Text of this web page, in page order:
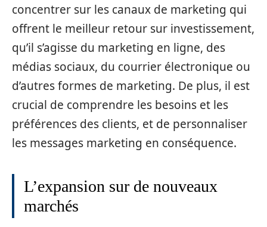
concentrer sur les canaux de marketing qui
offrent le meilleur retour sur investissement,
qu’il s’agisse du marketing en ligne, des
médias sociaux, du courrier électronique ou
d’autres formes de marketing. De plus, il est
crucial de comprendre les besoins et les
préférences des clients, et de personnaliser
les messages marketing en conséquence.
L’expansion sur de nouveaux
marchés